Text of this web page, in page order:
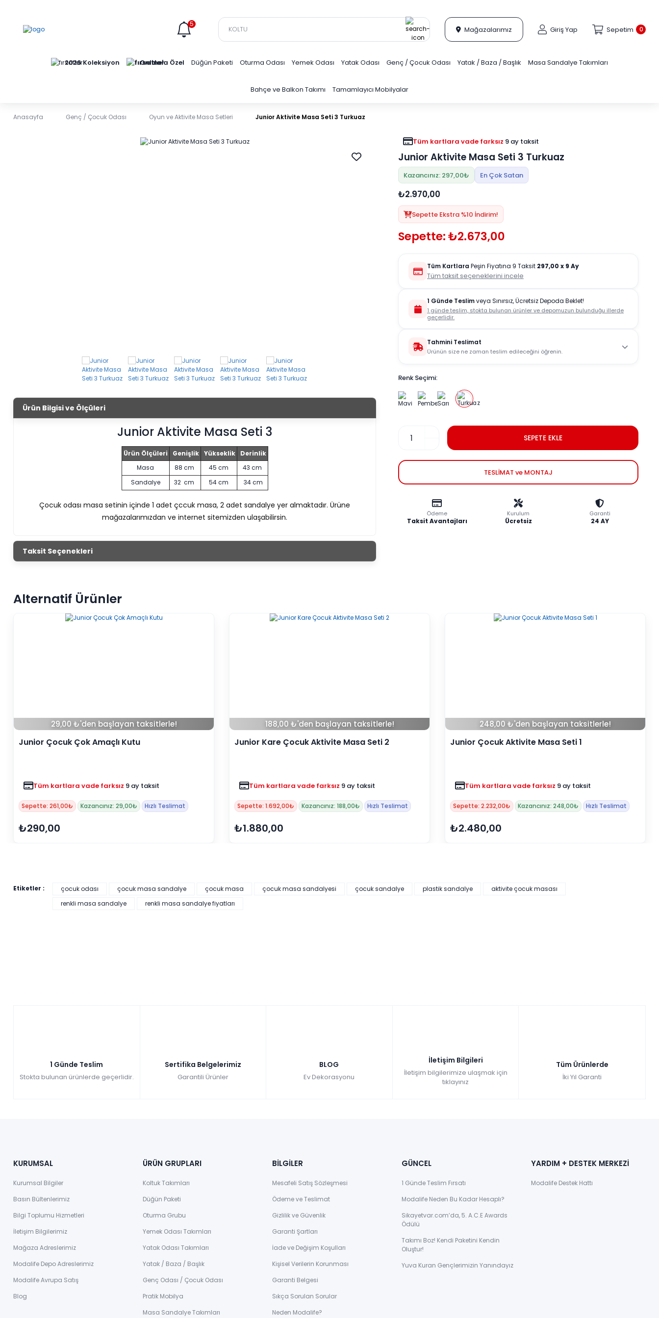
5
Mağazalarımız Giriş Yap 0
Sepetim
2026 Koleksiyon Online'a Özel Düğün Paketi Oturma Odası Yemek Odası Yatak Odası Genç / Çocuk Odası Yatak / Baza / Başlık Masa Sandalye Takımları
Bahçe ve Balkon Takımı Tamamlayıcı Mobilyalar
Anasayfa Genç / Çocuk Odası Oyun ve Aktivite Masa Setleri Junior Aktivite Masa Seti 3 Turkuaz
Ürün Bilgisi ve Ölçüleri
Junior Aktivite Masa Seti 3
Ürün Ölçüleri Genişlik Yükseklik
Derinlik
Masa
88 cm 45 cm
43 cm
Sandalye
32 cm 54 cm 34 cm
Çocuk odası masa setinin içinde 1 adet çccuk masa, 2 adet sandalye yer almaktadır. Ürüne
mağazalarımızdan ve internet sitemizden ulaşabilirsin.
Taksit Seçenekleri
Tüm kartlara vade farksız 9 ay taksit
Junior Aktivite Masa Seti 3 Turkuaz
Kazancınız: 297,00₺ En Çok Satan
₺2.970,00
Sepette Ekstra %10 İndirim!
Sepette: ₺2.673,00
Tüm Kartlara Peşin Fiyatına 9 Taksit 297,00 x 9 Ay
Tüm taksit seçeneklerini incele
1 Günde Teslimveya Sınırsız, Ücretsiz Depoda Beklet!
1 günde teslim, stokta bulunan ürünler ve depomuzun bulunduğu illerde
geçerlidir.
Tahmini Teslimat
Ürünün size ne zaman teslim edileceğini öğrenin.
Renk Seçimi:
SEPETE EKLE
TESLİMAT ve MONTAJ
Ödeme
Taksit Avantajları
Kurulum
Ücretsiz
Garanti
24 AY
Alternatif Ürünler
248,00 ₺'den başlayan taksitlerle!
Junior Çocuk Aktivite Masa Seti 1
Tüm kartlara vade farksız 9 ay taksit
Sepette: 2.232,00₺ Kazancınız: 248,00₺ Hızlı Teslimat
₺2.480,00
139,00 ₺'den başlayan taksitlerle!
Junior Çocuk Kare Masa
Tüm kartlara vade farksız 9 ay taksit
Sepette: 1.251,00₺ Kazancınız: 139,00₺ Hızlı Teslimat
₺1.390,00
49,00 ₺'den başlayan taksitlerle!
Junior Çocuk Sandalye
Tüm kartlara vade farksız 9 ay taksit
Sepette: 441,00₺ Kazancınız: 49,00₺ Hızlı Teslimat
₺490,00
Etiketler : çocuk odası çocuk masa sandalye çocuk masa çocuk masa sandalyesi çocuk sandalye plastik sandalye
aktivite çocuk masası
renkli masa sandalye
renkli masa sandalye fiyatları
1 Günde Teslim
Stokta bulunan ürünlerde geçerlidir.
Sertifika Belgelerimiz
Garantili Ürünler
BLOG
Ev Dekorasyonu
İletişim Bilgileri
İletişim bilgilerimize ulaşmak için
tıklayınız
Tüm Ürünlerde
İki Yıl Garanti
KURUMSAL
Kurumsal Bilgiler
Basın Bültenlerimiz
Bilgi Toplumu Hizmetleri
İletişim Bilgilerimiz
Mağaza Adreslerimiz
Modalife Depo Adreslerimiz
Modalife Avrupa Satış
Blog
ÜRÜN GRUPLARI
Koltuk Takımları
Düğün Paketi
Oturma Grubu
Yemek Odası Takımları
Yatak Odası Takımları
Yatak / Baza / Başlık
Genç Odası / Çocuk Odası
Pratik Mobilya
Masa Sandalye Takımları
BİLGİLER
Mesafeli Satış Sözleşmesi
Ödeme ve Teslimat
Gizlilik ve Güvenlik
Garanti Şartları
İade ve Değişim Koşulları
Kişisel Verilerin Korunması
Garanti Belgesi
Sıkça Sorulan Sorular
Neden Modalife?
GÜNCEL
1 Günde Teslim Fırsatı
Modalife Neden Bu Kadar Hesaplı?
Sikayetvar.com’da, 5. A.C.E Awards
Ödülü
Takımı Boz! Kendi Paketini Kendin
Oluştur!
Yuva Kuran Gençlerimizin Yanındayız
YARDIM + DESTEK MERKEZİ
Modalife Destek Hattı